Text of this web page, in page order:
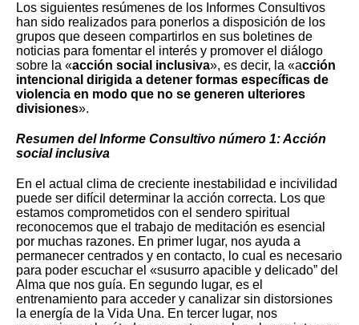
Los siguientes resúmenes de los Informes Consultivos
han sido realizados para ponerlos a disposición de los
grupos que deseen compartirlos en sus boletines de
noticias para fomentar el interés y promover el diálogo
sobre la «acción social inclusiva», es decir, la «acción
intencional dirigida a detener formas específicas de
violencia en modo que no se generen ulteriores
divisiones».
Resumen del Informe Consultivo número 1: Acción
social inclusiva
En el actual clima de creciente inestabilidad e incivilidad
puede ser difícil determinar la acción correcta. Los que
estamos comprometidos con el sendero spiritual
reconocemos que el trabajo de meditación es esencial
por muchas razones. En primer lugar, nos ayuda a
permanecer centrados y en contacto, lo cual es necesario
para poder escuchar el «susurro apacible y delicado” del
Alma que nos guía. En segundo lugar, es el
entrenamiento para acceder y canalizar sin distorsiones
la energía de la Vida Una. En tercer lugar, nos